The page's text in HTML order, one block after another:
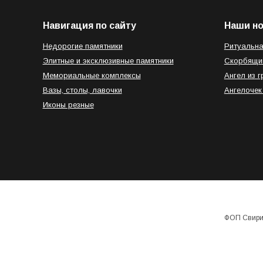
Навигация по сайту
Недорогие памятники
Элитные и эксклюзивные памятники
Мемориальные комплексы
Вазы, столы, лавочки
Иконы резные
Наши
Ангел из